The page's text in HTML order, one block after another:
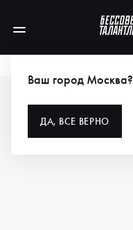
Ваш город Москва?
ДА, ВСЕ ВЕРНО